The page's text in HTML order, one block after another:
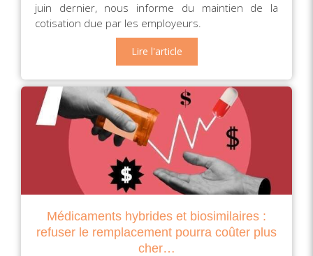
juin dernier, nous informe du maintien de la
cotisation due par les employeurs.
Lire l'article
Médicaments hybrides et biosimilaires :
refuser le remplacement pourra coûter plus
cher…